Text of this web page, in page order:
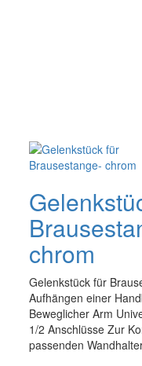
chrom
Gelenkstück für
Aufhängen einer
Beweglicher Arm
1/2 Anschlüsse Zur
passenden